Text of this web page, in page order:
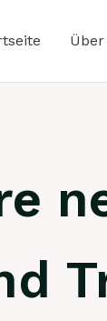
Über